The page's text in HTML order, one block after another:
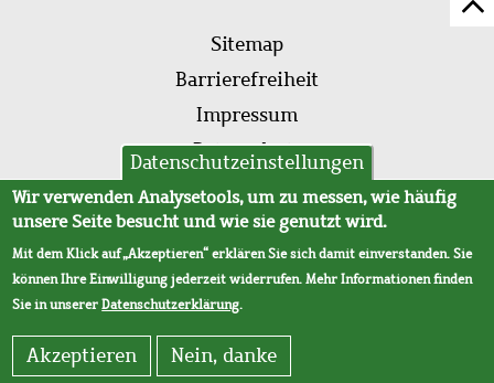
Fußleistenmenü
Sitemap
Barrierefreiheit
Impressum
Datenschutz
AVB
Datenschutzeinstellungen
Wir verwenden Analysetools, um zu messen, wie häufig
unsere Seite besucht und wie sie genutzt wird.
Mit dem Klick auf „Akzeptieren“ erklären Sie sich damit einverstanden. Sie
können Ihre Einwilligung jederzeit widerrufen. Mehr Informationen finden
Sie in unsererDatenschutzerklärung.
Akzeptieren Nein, danke